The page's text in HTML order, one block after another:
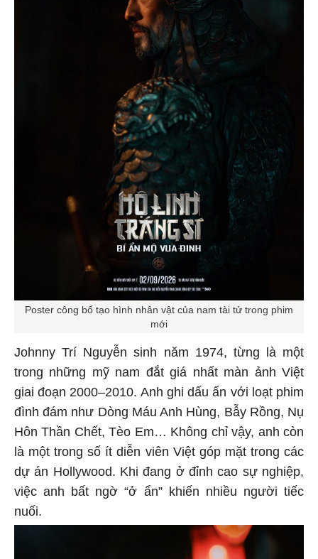
Poster công bố tạo hình nhân vật của nam tài tử trong phim
mới
Johnny Trí Nguyễn sinh năm 1974, từng là một
trong những mỹ nam đắt giá nhất màn ảnh Việt
giai đoạn 2000–2010. Anh ghi dấu ấn với loạt phim
đình đám như Dòng Máu Anh Hùng, Bẫy Rồng, Nụ
Hôn Thần Chết, Tèo Em… Không chỉ vậy, anh còn
là một trong số ít diễn viên Việt góp mặt trong các
dự án Hollywood. Khi đang ở đỉnh cao sự nghiệp,
việc anh bất ngờ “ở ẩn” khiến nhiều người tiếc
nuối.